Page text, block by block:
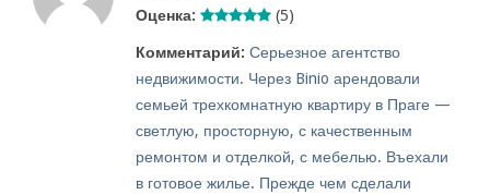
Оценка: (5)
Комментарий: Серьезное агентство
недвижимости. Через Binio арендовали
семьей трехкомнатную квартиру в Праге —
светлую, просторную, с качественным
ремонтом и отделкой, с мебелью. Въехали
в готовое жилье. Прежде чем сделали